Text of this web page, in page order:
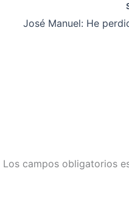
Los campos obligatorios